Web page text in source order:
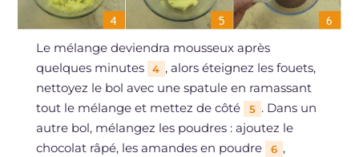
Le mélange deviendra mousseux après
quelques minutes
4 , alors éteignez les fouets,
nettoyez le bol avec une spatule en ramassant
tout le mélange et mettez de côté
5 . Dans un
autre bol, mélangez les poudres : ajoutez le
chocolat râpé, les amandes en poudre
6 ,